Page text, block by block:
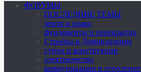
ФОРУМЫ
ПОСЛЕДНИЕ ТЕМЫ
земля и право
фундаменты и перекрытия
Стройка и Домовладение
стены и конструкции
электричество
коммуникации и отопление